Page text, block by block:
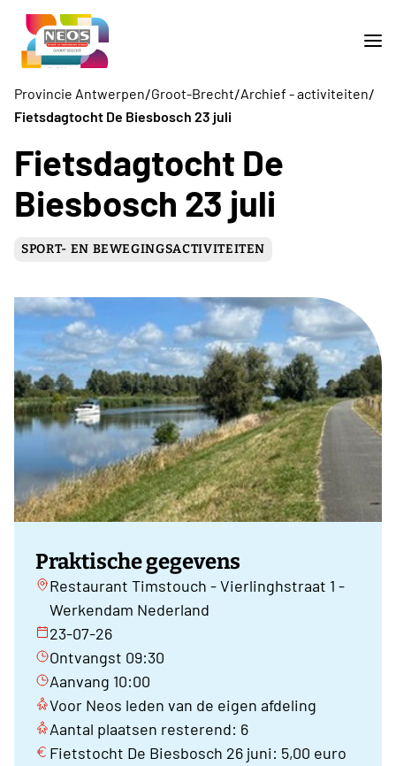
Provincie Antwerpen/Groot-Brecht/Archief - activiteiten/
Fietsdagtocht De Biesbosch 23 juli
Fietsdagtocht De
Biesbosch 23 juli
SPORT- EN BEWEGINGSACTIVITEITEN
Praktische gegevens
Restaurant Timstouch - Vierlinghstraat 1 -
Werkendam Nederland
23-07-26
Ontvangst 09:30
Aanvang 10:00
Voor Neos leden van de eigen afdeling
Aantal plaatsen resterend: 6
Fietstocht De Biesbosch 26 juni: 5,00 euro